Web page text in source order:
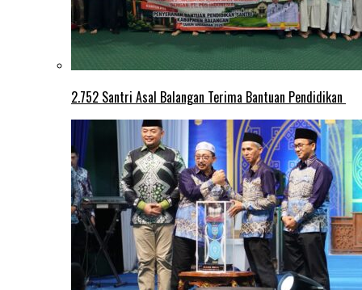
2.752 Santri Asal Balangan Terima Bantuan Pendidikan